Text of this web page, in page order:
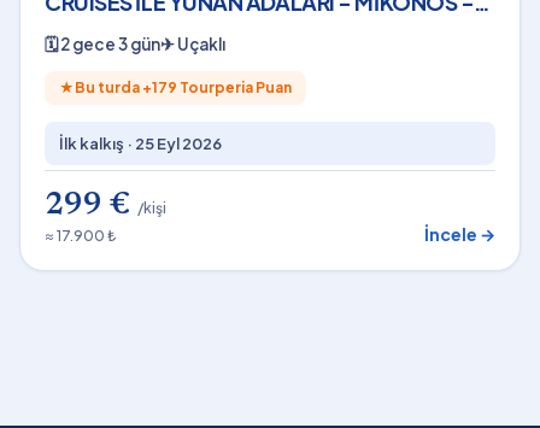
(2 GECE - 3 GÜN) - 2026
🗓2 gece 3 gün✈Uçaklı
★ Bu turda +179 Tourperia Puan
İlk kalkış · 25 Eyl 2026
299 € /kişi
≈ 17.900 ₺
İncele →